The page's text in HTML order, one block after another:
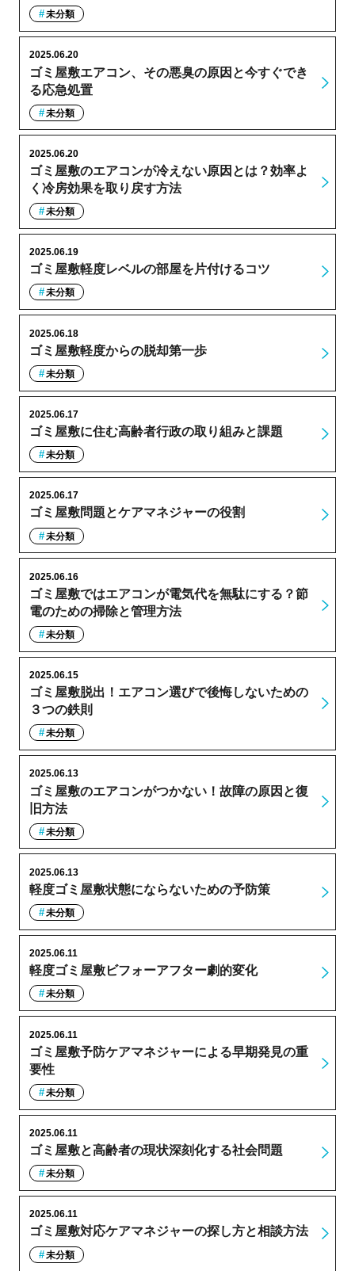
未分類
ゴミ屋敷エアコン、その悪臭の原因と今すぐでき
る応急処置
2025.06.20
未分類
ゴミ屋敷のエアコンが冷えない原因とは？効率よ
く冷房効果を取り戻す方法
2025.06.20
未分類
ゴミ屋敷軽度レベルの部屋を片付けるコツ
2025.06.19
未分類
ゴミ屋敷軽度からの脱却第一歩
2025.06.18
未分類
ゴミ屋敷に住む高齢者行政の取り組みと課題
2025.06.17
未分類
ゴミ屋敷問題とケアマネジャーの役割
2025.06.17
未分類
ゴミ屋敷ではエアコンが電気代を無駄にする？節
電のための掃除と管理方法
2025.06.16
未分類
ゴミ屋敷脱出！エアコン選びで後悔しないための
３つの鉄則
2025.06.15
未分類
ゴミ屋敷のエアコンがつかない！故障の原因と復
旧方法
2025.06.13
未分類
軽度ゴミ屋敷状態にならないための予防策
2025.06.13
未分類
軽度ゴミ屋敷ビフォーアフター劇的変化
2025.06.11
未分類
ゴミ屋敷予防ケアマネジャーによる早期発見の重
要性
2025.06.11
未分類
ゴミ屋敷と高齢者の現状深刻化する社会問題
2025.06.11
未分類
ゴミ屋敷対応ケアマネジャーの探し方と相談方法
2025.06.11
未分類